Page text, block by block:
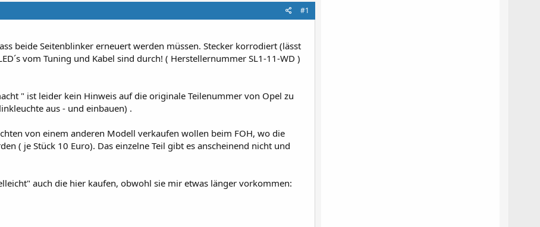
#1
beide Seitenblinker erneuert werden müssen. Stecker korrodiert (lässt
vom Tuning und Kabel sind durch! ( Herstellernummer SL1-11-WD )
" ist leider kein Hinweis auf die originale Teilenummer von Opel zu
aus - und einbauen) .
von einem anderen Modell verkaufen wollen beim FOH, wo die
( je Stück 10 Euro). Das einzelne Teil gibt es anscheinend nicht und
auch die hier kaufen, obwohl sie mir etwas länger vorkommen: